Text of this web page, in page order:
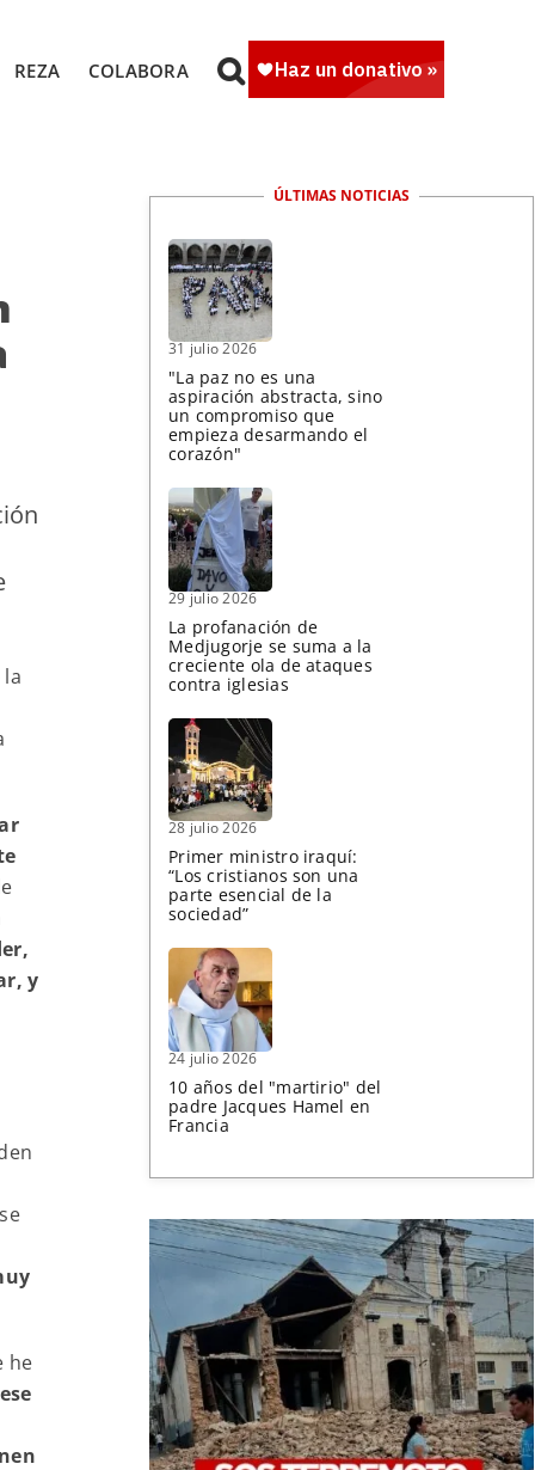
REZA COLABORA
y
he
ÚLTIMAS NOTICIAS
31 julio 2026
"La paz no es una
aspiración abstracta, sino
un compromiso que
empieza desarmando el
corazón"
29 julio 2026
La profanación de
Medjugorje se suma a la
creciente ola de ataques
contra iglesias
28 julio 2026
Primer ministro iraquí:
“Los cristianos son una
parte esencial de la
sociedad”
24 julio 2026
10 años del "martirio" del
padre Jacques Hamel en
Francia